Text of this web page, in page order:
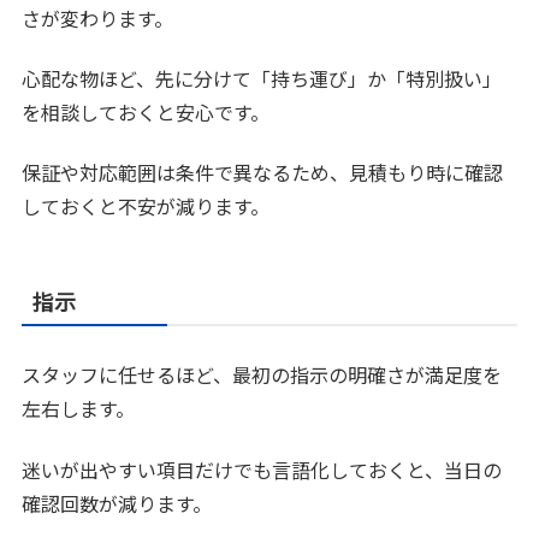
さが変わります。
心配な物ほど、先に分けて「持ち運び」か「特別扱い」
を相談しておくと安心です。
保証や対応範囲は条件で異なるため、見積もり時に確認
しておくと不安が減ります。
指示
スタッフに任せるほど、最初の指示の明確さが満足度を
左右します。
迷いが出やすい項目だけでも言語化しておくと、当日の
確認回数が減ります。